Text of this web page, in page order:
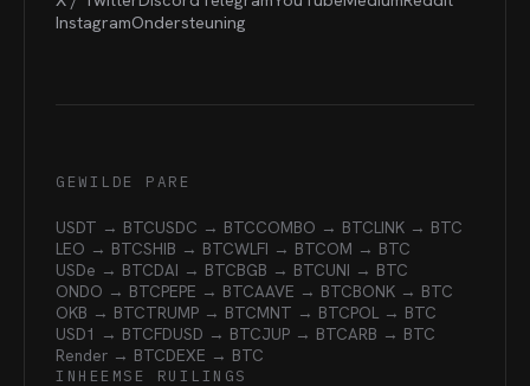
InstagramOndersteuning
GEWILDE PARE
USDT → BTCUSDC → BTCCOMBO → BTCLINK → BTC
LEO → BTCSHIB → BTCWLFI → BTCOM → BTC
USDe → BTCDAI → BTCBGB → BTCUNI → BTC
ONDO → BTCPEPE → BTCAAVE → BTCBONK → BTC
OKB → BTCTRUMP → BTCMNT → BTCPOL → BTC
USD1 → BTCFDUSD → BTCJUP → BTCARB → BTC
Render → BTCDEXE → BTC
INHEEMSE RUILINGS